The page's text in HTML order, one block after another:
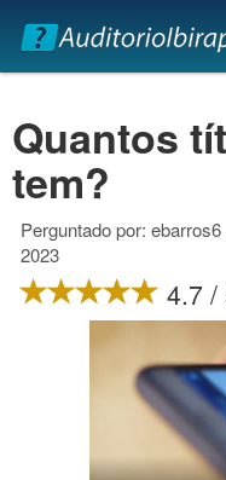
Quantos
tem?
Perguntado por:
2023
4.7 /